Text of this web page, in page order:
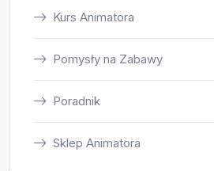
Kurs Animatora
Pomysły na Zabawy
Poradnik
Sklep Animatora